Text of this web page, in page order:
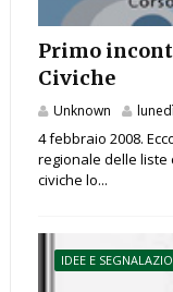
Primo
Civiche
Unknown
4 febbraio 2008.
regionale delle liste
civiche lo...
IDEE E